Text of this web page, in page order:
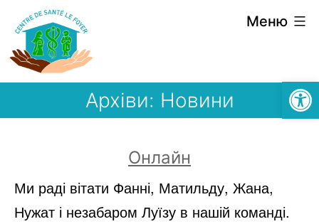
Перейти
до
вмісту
Меню
Архіви: Новини
Онлайн
Ми раді вітати Фанні, Матильду, Жана,
Нужат і незабаром Луїзу в нашій команді.